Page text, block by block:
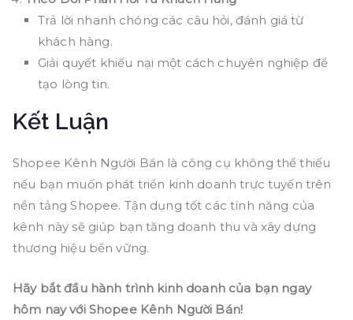
Trả lời nhanh chóng các câu hỏi, đánh giá từ
khách hàng.
Giải quyết khiếu nại một cách chuyên nghiệp để
tạo lòng tin.
Kết Luận
Shopee Kênh Người Bán là công cụ không thể thiếu
nếu bạn muốn phát triển kinh doanh trực tuyến trên
nền tảng Shopee. Tận dụng tốt các tính năng của
kênh này sẽ giúp bạn tăng doanh thu và xây dựng
thương hiệu bền vững.
Hãy bắt đầu hành trình kinh doanh của bạn ngay
hôm nay với Shopee Kênh Người Bán!